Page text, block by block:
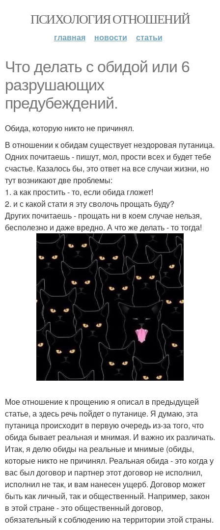
ПСИХОЛОГИЯ ОТНОШЕНИЙ
главная новости статьи
Что делать с обидой или 6
разрушающих
предубеждений.
Обида, которую никто не причинял.
В отношении к обидам существует нездоровая путаница.
Одних почитаешь - пишут, мол, прости всех и будет тебе
счастье. Казалось бы, это ответ на все случаи жизни, но
тут возникают две проблемы:
1. а как простить - то, если обида гложет!
2. и с какой стати я эту сволочь прощать буду?
Других почитаешь - прощать ни в коем случае нельзя,
бесполезно и даже вредно. А что же делать - то тогда!
Мое отношение к прощению я описал в предыдущей
статье, а здесь речь пойдет о путанице. Я думаю, эта
путаница происходит в первую очередь из-за того, что
обида бывает реальная и мнимая. И важно их различать.
Итак, я делю обиды на реальные и мнимые (обиды,
которые никто не причинял. Реальная обида - это когда у
вас был договор и партнер этот договор не исполнил,
исполнил не так, и вам нанесен ущерб. Договор может
быть как личный, так и общественный. Например, закон
в этой стране - это общественный договор,
обязательный к соблюдению на территории этой страны.